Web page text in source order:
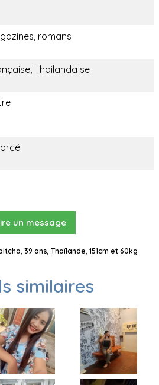
romans
Thailandaïse
un message
39 ans, Thaïlande, 151cm et 60kg
similaires